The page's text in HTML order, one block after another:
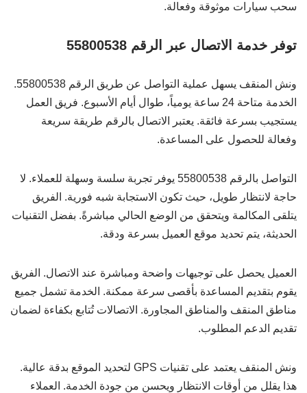
سحب سيارات موثوقة وفعالة.
توفر خدمة الاتصال عبر الرقم 55800538
ونش المنقف يسهل عملية التواصل عن طريق الرقم 55800538.
الخدمة متاحة 24 ساعة يومياً، طوال أيام الأسبوع. فريق العمل
يستجيب بسرعة فائقة. يعتبر الاتصال بالرقم طريقة سريعة
وفعالة للحصول على المساعدة.
التواصل بالرقم 55800538 يوفر تجربة سلسة وسهلة للعملاء. لا
حاجة لانتظار طويل، حيث تكون الاستجابة شبه فورية. الفريق
يتلقى المكالمة ويتحقق من الوضع الحالي مباشرةً. بفضل التقنيات
الحديثة، يتم تحديد موقع العميل بسرعة ودقة.
العميل يحصل على توجيهات واضحة ومباشرة عند الاتصال. الفريق
يقوم بتقديم المساعدة بأقصى سرعة ممكنة. الخدمة تشمل جميع
مناطق المنقف والمناطق المجاورة. الاتصالات تُتابع بكفاءة لضمان
تقديم الدعم المطلوب.
ونش المنقف يعتمد على تقنيات GPS لتحديد الموقع بدقة عالية.
هذا يقلل من أوقات الانتظار ويحسن من جودة الخدمة. العملاء